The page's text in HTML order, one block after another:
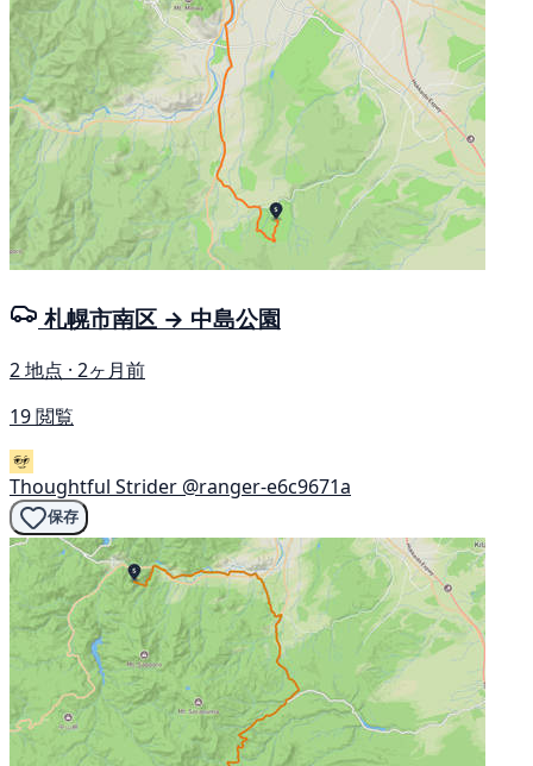
札幌市南区 → 中島公園
2 地点 · 2ヶ月前
19 閲覧
Thoughtful Strider @ranger-e6c9671a
保存